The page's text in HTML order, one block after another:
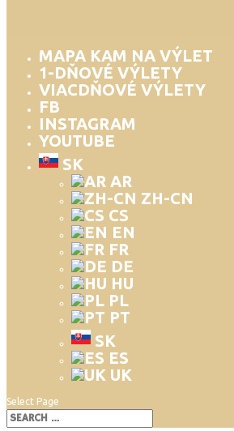
MAPA KAM NA VÝLET
1-DŇOVÉ VÝLETY
VIACDŇOVÉ VÝLETY
FB
INSTAGRAM
YOUTUBE
SK
AR
ZH-CN
CS
EN
FR
DE
HU
PL
PT
SK
ES
UK
Select Page